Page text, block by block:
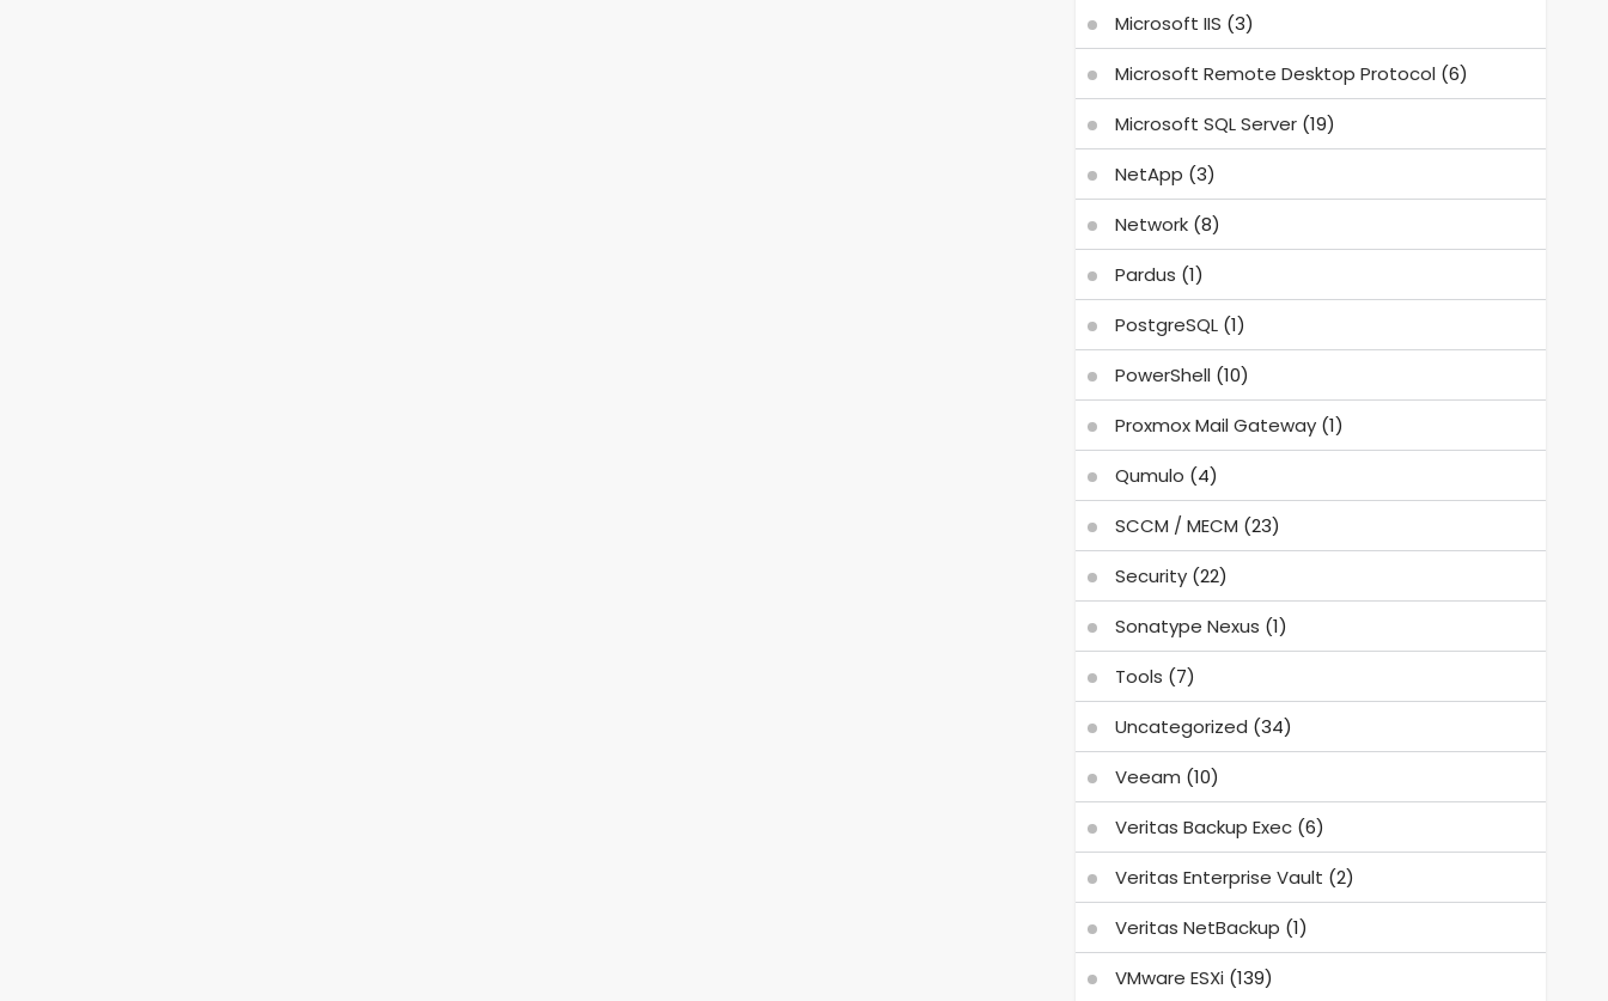
Microsoft IIS (3)
Microsoft Remote Desktop Protocol (6)
Microsoft SQL Server(19)
NetApp (3)
Network(8)
Pardus (1)
PostgreSQL(1)
PowerShell (10)
Proxmox Mail Gateway(1)
Qumulo (4)
SCCM / MECM (23)
Security(22)
Sonatype Nexus (1)
Tools (7)
Uncategorized (34)
Veeam (10)
Veritas Backup Exec(6)
Veritas Enterprise Vault (2)
Veritas NetBackup (1)
VMware ESXi (139)